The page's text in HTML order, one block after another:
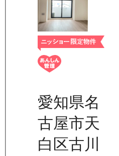
愛知県名
古屋市天
白区古川